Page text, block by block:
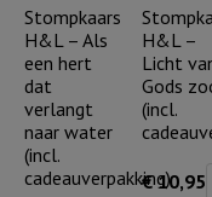
Stompkaars
H&L – Als
een hert
dat
verlangt
naar water
(incl.
cadeauverpakking)
H&L –
Licht
Gods
(incl.
€10,95